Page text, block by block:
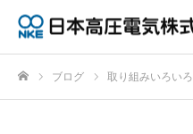
ブログ 取り組みいろいろ